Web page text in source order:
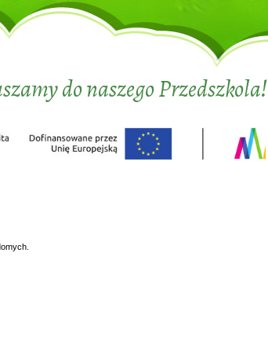
do naszego Przedszkola!